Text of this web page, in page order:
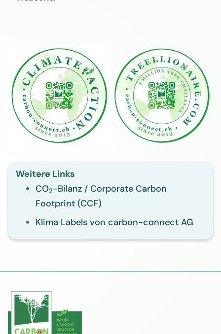
Weitere Links
CO2-Bilanz / Corporate Carbon
Footprint (CCF)
Klima Labels von carbon-connect AG